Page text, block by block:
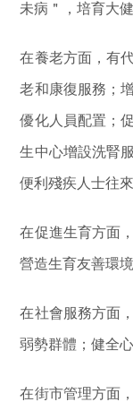
未病＂，培育大
在養老方面，有
老和康復服務；
優化人員配置；
生中心增設洗腎
便利殘疾人士往來
在促進生育方面
營造生育友善環境
在社會服務方面
弱勢群體；健全
在街市管理方面